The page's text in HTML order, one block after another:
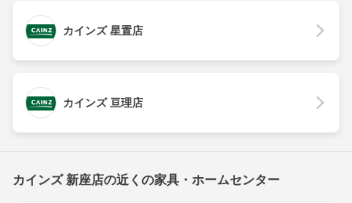
カインズ 星置店
カインズ 亘理店
カインズ 新座店の近くの家具・ホームセンター